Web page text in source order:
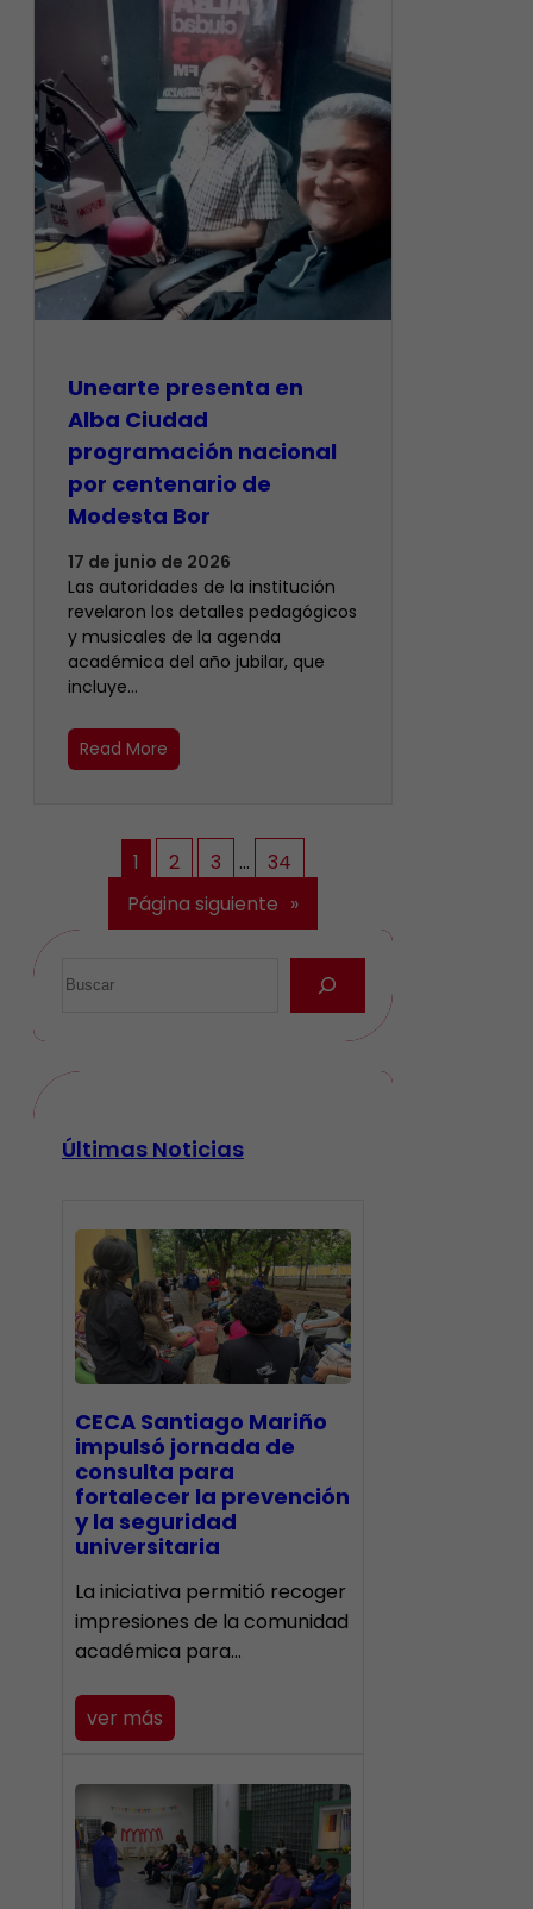
​Unearte presenta en
Alba Ciudad
programación nacional
por centenario de
Modesta Bor
17 de junio de 2026
Las autoridades de la institución
revelaron los detalles pedagógicos
y musicales de la agenda
académica del año jubilar, que
incluye…
Read More
1 2 3 …
34
Página siguiente »
Últimas Noticias
CECA Santiago Mariño
impulsó jornada de
consulta para
fortalecer la prevención
y la seguridad
universitaria
La iniciativa permitió recoger
impresiones de la comunidad
académica para…
ver más